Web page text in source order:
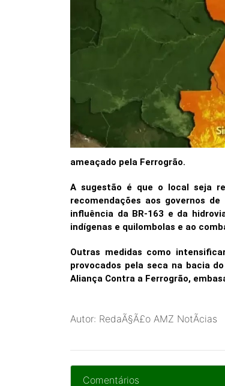
ameaçado pela Ferrogrão.
A sugestão é que o local seja
recomendações aos governos
influência da BR-163 e da
indígenas e quilombolas e ao
Outras medidas como
provocados pela seca na bacia
Aliança Contra a Ferrogrão,
Autor: RedaÃ§Ã£o AMZ NotÃ­cias
Comentários